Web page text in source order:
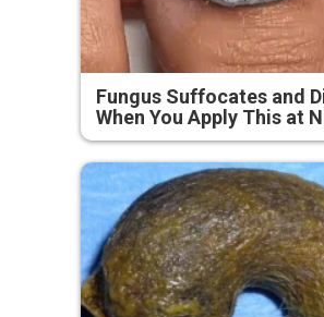
Fungus Suffocates and
When You Apply This at